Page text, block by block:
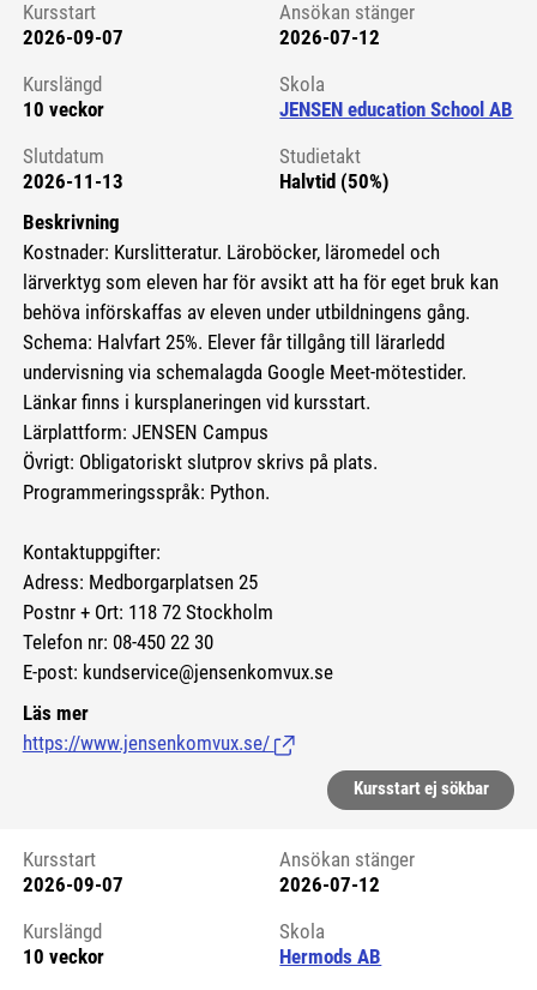
Kursstart 6103023
Kursstart
2026-09-07
Ansökan stänger
2026-07-12
Kurslängd
10 veckor
Skola
JENSEN education School AB
Slutdatum
2026-11-13
Studietakt
Halvtid (50%)
Beskrivning
Kostnader: Kurslitteratur. Läroböcker, läromedel och
lärverktyg som eleven har för avsikt att ha för eget bruk kan
behöva införskaffas av eleven under utbildningens gång.
Schema: Halvfart 25%. Elever får tillgång till lärarledd
undervisning via schemalagda Google Meet-mötestider.
Länkar finns i kursplaneringen vid kursstart.
Lärplattform: JENSEN Campus
Övrigt: Obligatoriskt slutprov skrivs på plats.
Programmeringsspråk: Python.
Kontaktuppgifter:
Adress: Medborgarplatsen 25
Postnr + Ort: 118 72 Stockholm
Telefon nr: 08-450 22 30
E-post: kundservice@jensenkomvux.se
Läs mer
https://www.jensenkomvux.se/ (Länk till extern sida.)
Kursstart ej sökbar
Kursstart 6174653
Kursstart
2026-09-07
Ansökan stänger
2026-07-12
Kurslängd
10 veckor
Skola
Hermods AB